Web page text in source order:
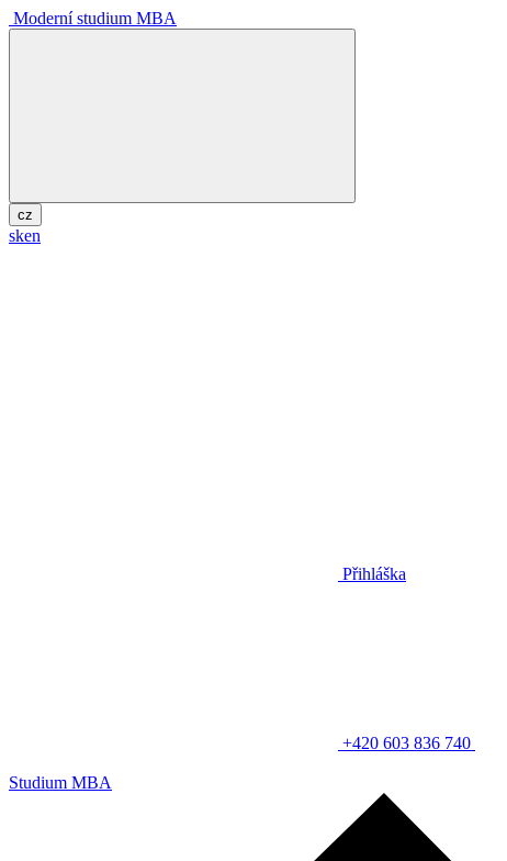
Moderní studium MBA
cz
sken
Přihláška
+420 603 836 740
Studium MBA